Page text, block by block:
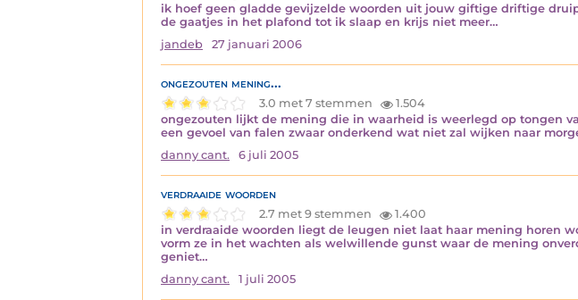
ik hoef geen gladde gevijzelde woorden uit jouw giftige driftige
de gaatjes in het plafond tot ik slaap en krijs niet meer…
jandeb
27 januari 2006
ongezouten mening...
3.0 met 7 stemmen
1.504
ongezouten lijkt de mening die in waarheid is weerlegd op tongen
een gevoel van falen zwaar onderkend wat niet zal wijken naar
danny cant.
6 juli 2005
verdraaide woorden
2.7 met 9 stemmen
1.400
in verdraaide woorden liegt de leugen niet laat haar mening horen
vorm ze in het wachten als welwillende gunst waar de mening
geniet…
danny cant.
1 juli 2005